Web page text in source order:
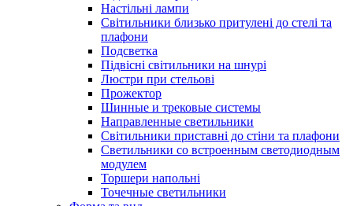
Настільні лампи
Світильники близько притулені до стелі та
плафони
Подсветка
Підвісні світильники на шнурі
Люстри при стельові
Прожектор
Шинные и трековые системы
Направленные светильники
Світильники приставні до стіни та плафони
Светильники со встроенным светодиодным
модулем
Торшери напольні
Точечные светильники